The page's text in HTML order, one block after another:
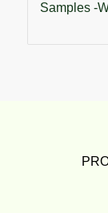
Samples -